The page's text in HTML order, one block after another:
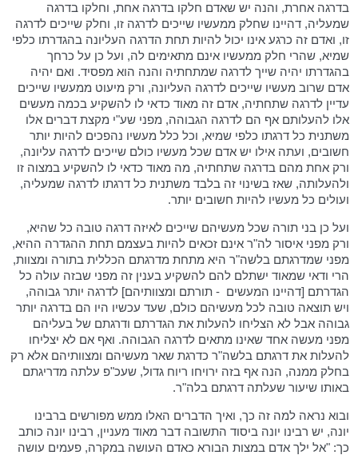
בדרגה אחרת, והנה יש שאדם חלקו בדרגה אחת, וחלקו בדרגה
שמעליה, דהיינו שחלק ממעשיו שייכים לדרגה זו, וחלק שייכים לדרגה
זו, ואדם זה כרגע אינו יכול להיות תחת הדרגה העליונה בהגדרתו כלפי
שמיא, שהרי חלק ממעשיו אינם מתאימים לה, ועל כן על כרחך
בהגדרתו יהיה שייך לדרגה שמתחתיה והנה הוא מפסיד. ואם יהיה
אדם שרוב מעשיו שייכים לדרגה העליונה, ורק מיעוט ממעשיו שייכים
עדיין לדרגה שתחתיה, אדם זה מאוד כדאי לו להשקיע בכמה מעשים
אלו להעלותם אף הם לדרגה הגבוהה, מפני שע"י מקצת דברים אלו
משתנית כל דרגתו כלפי שמיא, וכל כלל מעשיו נהפכים להיות יותר
חשובים, ועתה אילו יש אדם שכל מעשיו כולם שייכים לדרגה עליונה,
ורק אחת מהם בדרגה שתחתיה, מה מאוד כדאי לו להשקיע במצוה זו
ולהעלותה, שאז בשינוי זה בלבד משתנית כל דרגתו לדרגה שמעליה,
ועולים כל מעשיו להיות חשובים יותר.
ועל כן בני תורה שכל מעשיהם שייכים לאיזה דרגה טובה כל שהיא,
ורק מפני איסור לה"ר אינם זכאים להיות בעצמם תחת ההגדרה ההיא,
מפני שמדרגתם בלשה"ר היא מתחת מדרגתם הכללית בתורה ומצוות,
הרי ודאי שמאוד ישתלם להם להשקיע בענין זה מפני שבזה עולה כל
הגדרתם [דהיינו המעשים - תורתם ומצוותיהם] לדרגה יותר גבוהה,
ויש תוצאה טובה לכל מעשיהם כולם, שעד עכשיו היו הם בדרגה יותר
גבוהה אבל לא הצליחו להעלות את הגדרתם ודרגתם של בעליהם
מפני מעשה אחד שאינו מתאים לדרגה הגבוהה. ואף אם לא יצליחו
להעלות את דרגתם בלשה"ר כדרגת שאר מעשיהם ומצוותיהם אלא רק
בחלק ממנה, הנה אף בזה ירויחו ריוח גדול, שעכ"פ עלתה מדריגתם
באותו שיעור שעלתה דרגתם בלה"ר.
ובוא נראה למה זה כך, ואיך הדברים האלו ממש מפורשים ברבינו
יונה, יש רבינו יונה ביסוד התשובה דבר מאוד מעניין, רבינו יונה כותב
כך: "אל ילך אדם במצות הבורא כאדם העושה במקרה, פעמים עושה